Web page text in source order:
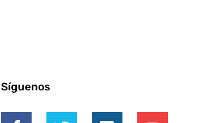
Síguenos